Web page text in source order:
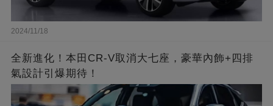
2024/11/18
全新進化！本田CR-V取消大七座，豪華內飾+四排
氣設計引爆期待！